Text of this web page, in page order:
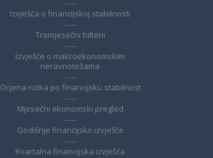
Izvješća o financijskoj stabilnosti
Tromjesečni bilteni
Izvješće o makroekonomskim
neravnotežama
Ocjena rizika po financijsku stabilnost
Mjesečni ekonomski pregled
Godišnje financijsko izvješće
Kvartalna financijska izvješća